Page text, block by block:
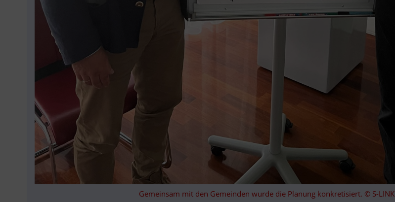
Gemeinsam mit den Gemeinden wurde die Planung konkretisiert. © S-LINK